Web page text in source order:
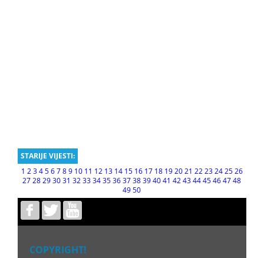
STARIJE VIJESTI:
1 23456789 10 11 12 13 14 15 16 17 18 192021 2223242526
27 28 29 30 31 32 33 34 35 36 37 38 39 40 41 42 43 44 45 46 47 48
49 50
COPYRIGHT!